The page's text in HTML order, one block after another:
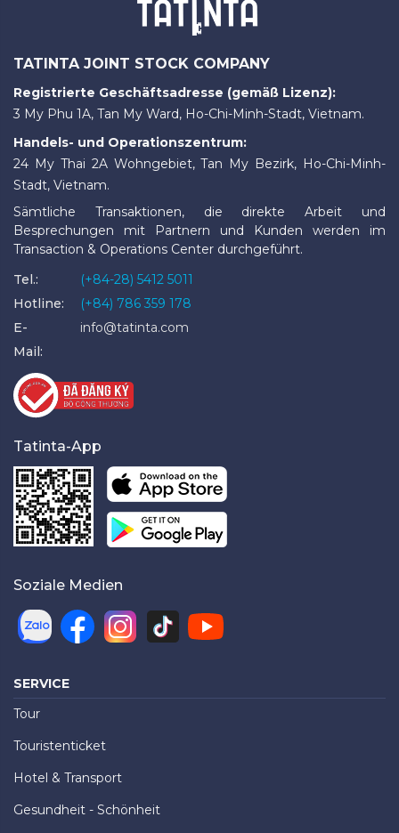
TATINTA JOINT STOCK COMPANY
Registrierte Geschäftsadresse (gemäß Lizenz):
3 My Phu 1A, Tan My Ward, Ho-Chi-Minh-Stadt, Vietnam.
Handels- und Operationszentrum:
24 My Thai 2A Wohngebiet, Tan My Bezirk, Ho-Chi-Minh-
Stadt, Vietnam.
Sämtliche Transaktionen, die direkte Arbeit und
Besprechungen mit Partnern und Kunden werden im
Transaction & Operations Center durchgeführt.
Tel.:
(+84-28) 5412 5011
Hotline:
(+84) 786 359 178
E-
Mail:
info@tatinta.com
Tatinta-App
Soziale Medien
SERVICE
Tour
Touristenticket
Hotel & Transport
Gesundheit - Schönheit